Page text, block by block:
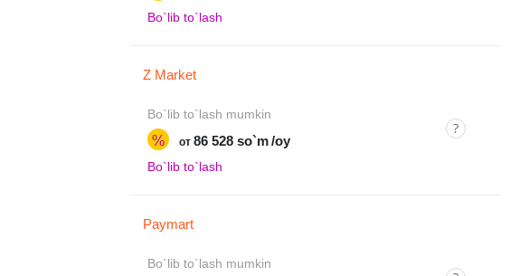
Bo`lib to`lash
Z Market
Bo`lib to`lash mumkin
% от 86 528 so`m /oy
Bo`lib to`lash
Paymart
Bo`lib to`lash mumkin